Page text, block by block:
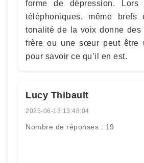
forme de dépression. Lors
téléphoniques, même brefs
tonalité de la voix donne des
frère ou une sœur peut être
pour savoir ce qu’il en est.
Lucy Thibault
2025-06-13 13:48:04
Nombre de réponses : 19